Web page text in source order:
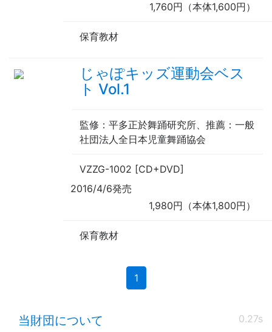
1,760円（本体1,600円）
保育教材
じゃぽキッズ運動会ベス
ト Vol.1
監修 ：平多正於舞踊研究所、 推薦 ：一般
社団法人全日本児童舞踊協会
VZZG-1002 [CD+DVD]
2016/4/6発売
1,980円（本体1,800円）
保育教材
1(current)
0.27s
当財団について